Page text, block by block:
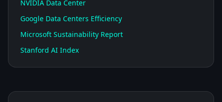
NVIDIA Data Center
Google Data Centers Efficiency
Microsoft Sustainability Report
Stanford AI Index